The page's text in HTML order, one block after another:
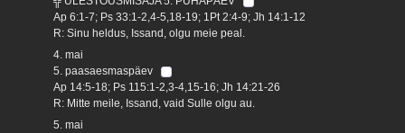
Ap 6:1-7; Ps 33:1-2,4-5,18-19; 1Pt 2:4-9; Jh 14:1-12
R: Sinu heldus, Issand, olgu meie peal.
4. mai
5. paasaesmaspäev
Ap 14:5-18; Ps 115:1-2,3-4,15-16; Jh 14:21-26
R: Mitte meile, Issand, vaid Sulle olgu au.
5. mai